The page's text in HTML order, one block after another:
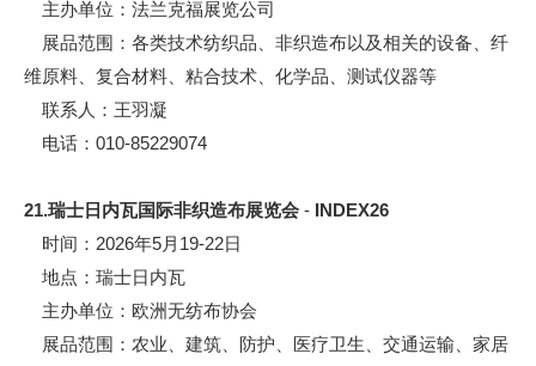
主办单位：法兰克福展览公司
展品范围：各类技术纺织品、非织造布以及相关的设备、纤
维原料、复合材料、粘合技术、化学品、测试仪器等
联系人：王羽凝
电话：010-85229074
21.瑞士日内瓦国际非织造布展览会 - INDEX26
时间：2026年5月19-22日
地点：瑞士日内瓦
主办单位：欧洲无纺布协会
展品范围：农业、建筑、防护、医疗卫生、交通运输、家居